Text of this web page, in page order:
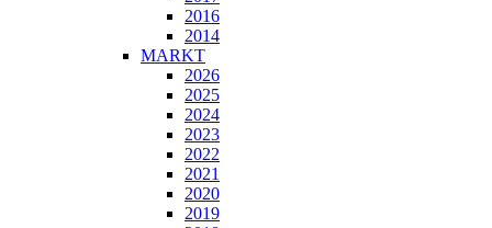
2016
2014
MARKT
2026
2025
2024
2023
2022
2021
2020
2019